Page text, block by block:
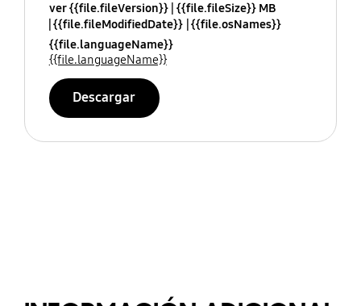
ver {{file.fileVersion}} {{file.fileSize}} MB
{{file.fileModifiedDate}} {{file.osNames}}
{{file.languageName}}
{{file.languageName}}
Descargar